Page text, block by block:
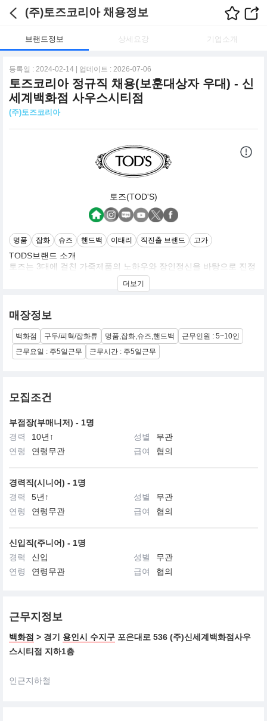
(주)토즈코리아 채용정보
브랜드정보 상세요강 기업소개
등록일 : 2024-02-14 | 업데이트 : 2026-07-06
토즈코리아 정규직 채용(보훈대상자 우대) - 신
세계백화점 사우스시티점
(주)토즈코리아
토즈(TOD'S)
명품 잡화 슈즈 핸드백 이태리 직진출 브랜드 고가
TODS브랜드 소개
토즈는 3대에 걸친 가죽제품의 노하우와 장인정신을 바탕으로 진정
한 명품을 지향하는 브랜드로서 현재 이태리를 대표하는 명품브랜
드로 자리잡고있다. 100여년동안 전과정을 핸드메이드로 제작하는
Vivier 등의 브랜드를 소유하고 있으며 이들 브랜드와 함께 럭셔리
패션그룹으로 성장하고있다. 토즈품질의 핵심은 좋은 가죽은 영혼
의 신발이라는 Della Valle 의 철학이 담겨있다.
더보기
매장정보
백화점 구두/피혁/잡화류 명품,잡화,슈즈,핸드백
근무인원 : 5~10인
근무요일 : 주5일근무
근무시간 : 주5일근무
모집조건
부점장(부매니저) - 1명
경력
10년↑ 성별
무관
연령
연령무관 급여 협의
경력직(시니어) - 1명
경력
5년↑ 성별
무관
연령
연령무관 급여 협의
신입직(주니어) - 1명
경력
신입 성별
무관
연령
연령무관 급여 협의
근무지정보
백화점 > 경기 용인시 수지구 포은대로 536 (주)신세계백화점사우
스시티점 지하1층
인근지하철